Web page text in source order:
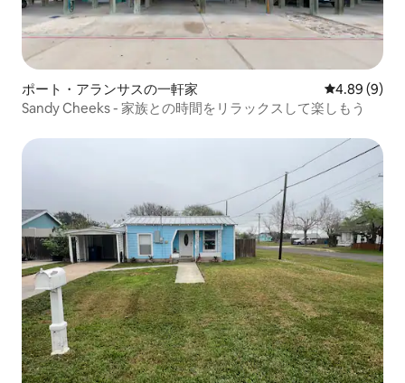
ポート・アランサスの一軒家 レビュー9件
4.89 (9)
Sandy Cheeks - 家族との時間をリラックスして楽しもう